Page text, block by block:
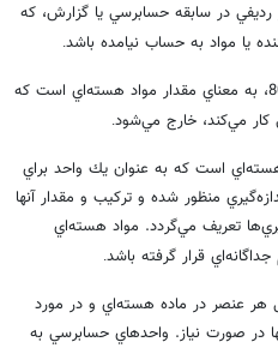
در سابقه حسابرسي يا گزارش، كه
يا مواد به حساب نيامده باشد.
ب- توليد سالانه از نقطه نظر مواد 79و80، به معناي مقدار مواد هسته‌اي است كه
مي‌كند، خارج مي‌شود.
است كه به عنوان يك واحد براي
منظور شده و تركيب و مقدار آنها
تعريف مي‌گردد. مواد هسته‌اي
قرار گرفته باشد.
هر عنصر در ماده هسته‌اي و در مورد
در صورت نياز. واحدهاي حسابرسي به